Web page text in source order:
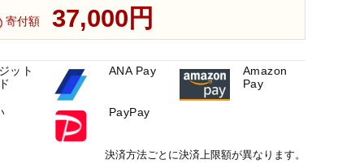
寄付額 37,000円
ット
ANA Pay
Amazon
Pay
PayPay
決済方法ごとに決済上限額が異なります。